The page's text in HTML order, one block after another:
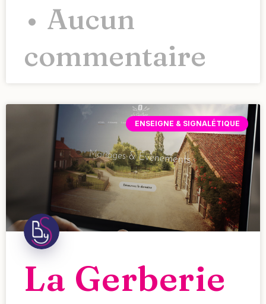
Aucun
commentaire
ENSEIGNE & SIGNALÉTIQUE
La Gerberie